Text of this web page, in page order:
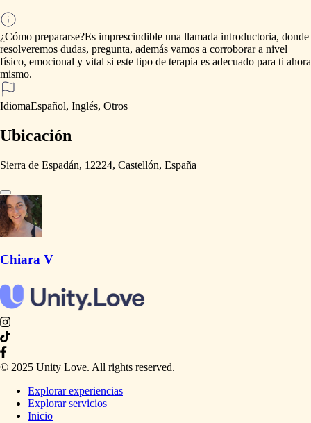
¿Cómo prepararse?Es imprescindible una llamada introductoria, donde
resolveremos dudas, pregunta, además vamos a corroborar a nivel
físico, emocional y vital si este tipo de terapia es adecuado para ti ahora
mismo.
IdiomaEspañol, Inglés, Otros
Ubicación
Sierra de Espadán, 12224, Castellón, España
Chiara V
© 2025 Unity Love. All rights reserved.
Explorar experiencias
Explorar servicios
Inicio